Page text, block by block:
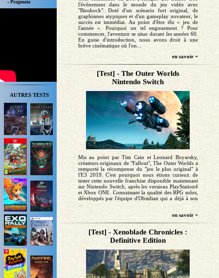
› Pragmata
AUTRES TESTS
l'évènement dans le monde du jeu vidéo avec
"Bioshock". Doté d'un scénario fort original, de
graphismes atypiques et d'un gameplay novateur, le
succès est immédiat. Au point d'être élu « jeu de
l'année ». Pourquoi un tel engouement ? Pour
commencer, l'aventure se situe durant les années 60.
En guise d'introduction, nous avons droit à une
brève cinématique où l'on...
en savoir +
[Test] - The Outer Worlds
Nintendo Switch
Mis au point par Tim Cain et Leonard Boyarsky,
créateurs originaux de "Fallout", The Outer Worlds a
remporté la récompense du "jeu le plus original" à
l'E3 2019. C'est pourquoi nous étions curieux de
tester cette nouvelle franchise disponible maintenant
sur Nintendo Switch, après les versions PlayStation4
et Xbox ONE. Connaissant la qualité des RPG solos,
développés par l'équipe d'Obsidian qui a déjà à son
en savoir +
[Test] - Xenoblade Chronicles :
Definitive Edition